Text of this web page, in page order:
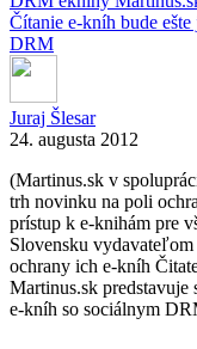
Čítanie e-kníh bude
DRM
Juraj Šlesar
24. augusta 2012
(Martinus.sk v
trh novinku na poli
prístup k e-knihám pre
Slovensku
ochrany ich e-kníh
Martinus.sk
e-kníh so sociálnym